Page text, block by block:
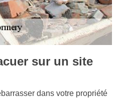
sur un site
dans votre propriété